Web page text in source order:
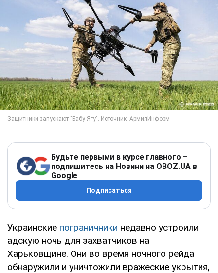
Будьте первыми в курсе главного –
подпишитесь на Новини на OBOZ.UA в
Google
Подписаться
Украинские пограничники недавно устроили
адскую ночь для захватчиков на
Харьковщине. Они во время ночного рейда
обнаружили и уничтожили вражеские укрытия,